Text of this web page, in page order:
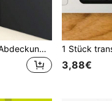
Laptop Tablet Kamera Abdeckung, Kamera Privatsphäre Schutzabdeckung, kompatibel mit iPad, Tablet, Webcam, Laptop, PC, Kamera, Handy Linse Schiebeabdeckung Privatsphäre Schutz, Laptop Zubehör, starker Klebstoff, und schöne Schutzabdeckung
3,88€